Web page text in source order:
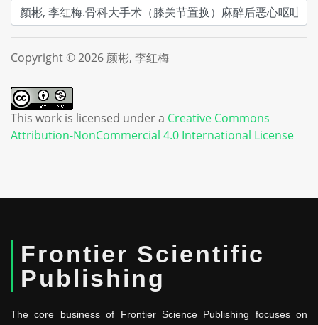
Copyright © 2026 颜彬, 李红梅
This work is licensed under a Creative Commons
Attribution-NonCommercial 4.0 International License
Frontier Scientific
Publishing
The core business of Frontier Science Publishing focuses on